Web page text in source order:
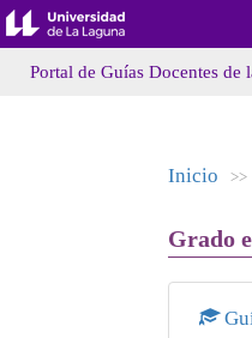
Portal de Guías Docentes de
Inicio >>
Grado